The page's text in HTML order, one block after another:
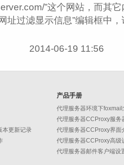
”这个网站，而其
址过滤显示信息”编辑框中
2014-06-19 11:56
本更新记录
产品手册
代理服务器环境下
代理服务器CCProxy服务
代理服务器CCProxy界面